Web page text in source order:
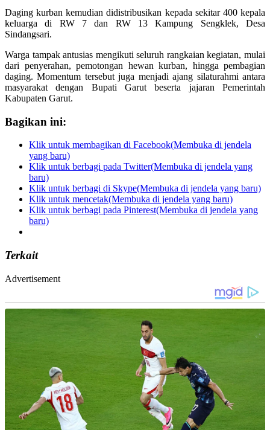
Daging kurban kemudian didistribusikan kepada sekitar 400 kepala
keluarga di RW 7 dan RW 13 Kampung Sengklek, Desa
Sindangsari.
Warga tampak antusias mengikuti seluruh rangkaian kegiatan, mulai
dari penyerahan, pemotongan hewan kurban, hingga pembagian
daging. Momentum tersebut juga menjadi ajang silaturahmi antara
masyarakat dengan Bupati Garut beserta jajaran Pemerintah
Kabupaten Garut.
Bagikan ini:
Klik untuk membagikan di Facebook(Membuka di jendela
yang baru)
Klik untuk berbagi pada Twitter(Membuka di jendela yang
baru)
Klik untuk berbagi di Skype(Membuka di jendela yang baru)
Klik untuk mencetak(Membuka di jendela yang baru)
Klik untuk berbagi pada Pinterest(Membuka di jendela yang
baru)
Terkait
Advertisement